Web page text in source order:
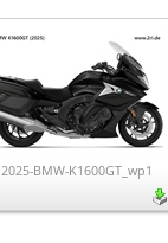
2025-BMW-K1600GT_wp1